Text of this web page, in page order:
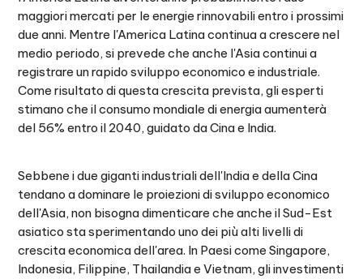
maggiori mercati per le energie rinnovabili entro i prossimi
due anni. Mentre l'America Latina continua a crescere nel
medio periodo, si prevede che anche l'Asia continui a
registrare un rapido sviluppo economico e industriale.
Come risultato di questa crescita prevista, gli esperti
stimano che il consumo mondiale di energia aumenterà
del 56% entro il 2040, guidato da Cina e India.
Sebbene i due giganti industriali dell'India e della Cina
tendano a dominare le proiezioni di sviluppo economico
dell'Asia, non bisogna dimenticare che anche il Sud-Est
asiatico sta sperimentando uno dei più alti livelli di
crescita economica dell'area. In Paesi come Singapore,
Indonesia, Filippine, Thailandia e Vietnam, gli investimenti